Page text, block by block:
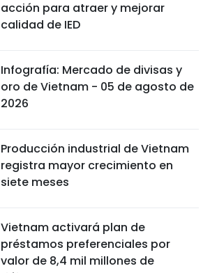
acción para atraer y mejorar
calidad de IED
Infografía: Mercado de divisas y
oro de Vietnam - 05 de agosto de
2026
Producción industrial de Vietnam
registra mayor crecimiento en
siete meses
Vietnam activará plan de
préstamos preferenciales por
valor de 8,4 mil millones de